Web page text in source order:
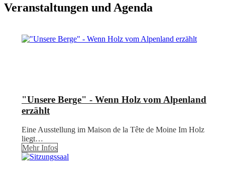
Veranstaltungen und Agenda
"Unsere Berge" - Wenn Holz vom Alpenland
erzählt
Eine Ausstellung im Maison de la Tête de Moine Im Holz
liegt…
Mehr Infos